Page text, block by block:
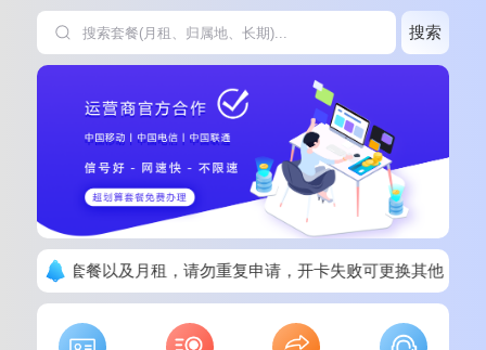
搜索
看清楚套餐以及月租，请勿重复申请，开卡失败可更换其他套餐